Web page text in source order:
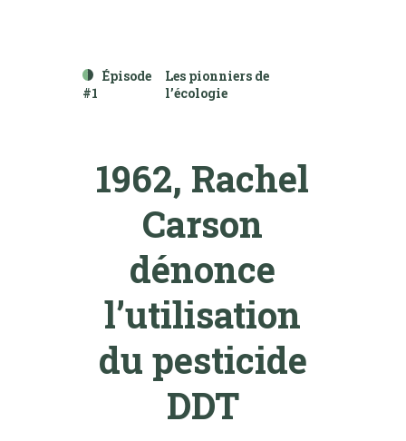
Épisode
#1
Les pionniers de
l’écologie
1962, Rachel
Carson
dénonce
l’utilisation
du pesticide
DDT